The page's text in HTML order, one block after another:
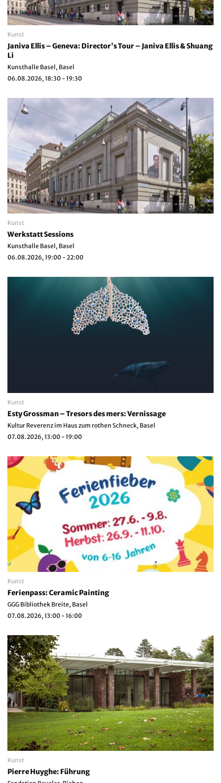
Kunst
Janiva Ellis – Geneva: Director's Tour – Janiva Ellis & Shuang
Li
Kunsthalle Basel, Basel
06.08.2026, 18:30 - 19:30
Kunst
Werkstatt Sessions
Kunsthalle Basel, Basel
06.08.2026, 19:00 - 22:00
Kunst
Esty Grossman – Tresors des mers: Vernissage
Kultur Reverenz im Haus zum rothen Schneck, Basel
07.08.2026, 13:00 - 19:00
Kunst
Ferienpass: Ceramic Painting
GGG Bibliothek Breite, Basel
07.08.2026, 13:00 - 16:00
Kunst
Pierre Huyghe: Führung